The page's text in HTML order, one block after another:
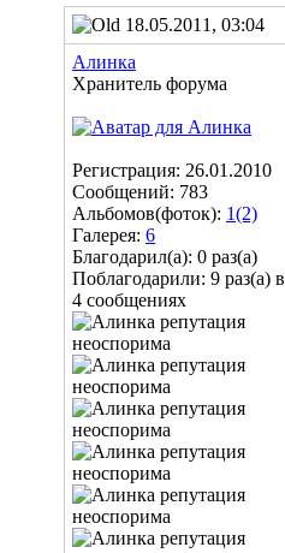
18.05.2011, 03:04
Алинка
Хранитель форума
Регистрация: 26.01.2010
Сообщений: 783
Альбомов(фоток): 1(2)
Галерея: 6
Благодарил(а): 0 раз(а)
Поблагодарили: 9 раз(а) в
4 сообщениях